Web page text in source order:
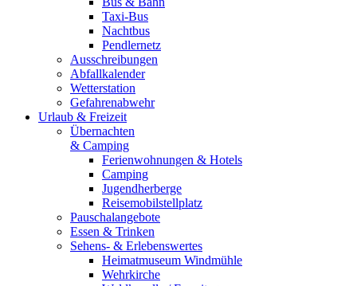
Taxi-Bus
Nachtbus
Pendlernetz
Ausschreibungen
Abfallkalender
Wetterstation
Gefahrenabwehr
Urlaub & Freizeit
Übernachten
& Camping
Ferienwohnungen & Hotels
Camping
Jugendherberge
Reisemobilstellplatz
Pauschalangebote
Essen & Trinken
Sehens- & Erlebenswertes
Heimatmuseum Windmühle
Wehrkirche